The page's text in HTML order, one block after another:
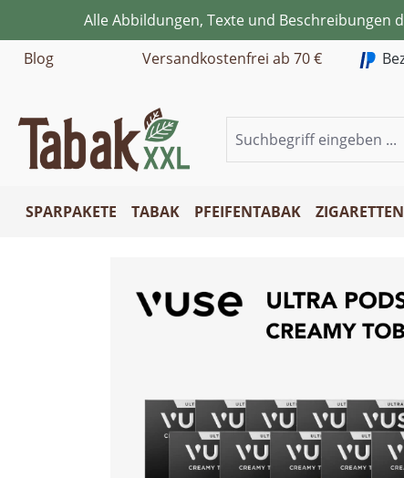
Hauptinhalt springen
Zur Suche springen
Zur Hauptnavigation springen
Alle Abbildungen, Texte und
Blog
Versandkostenfrei ab 70 €
SPARPAKETE TABAK PFEIFENTABAK ZIGARETTEN